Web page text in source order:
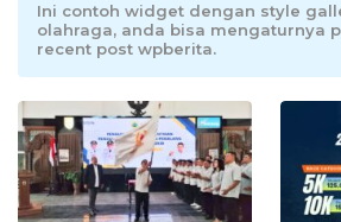
Ini contoh widget dengan style
olahraga, anda bisa mengaturnya
recent post wpberita.